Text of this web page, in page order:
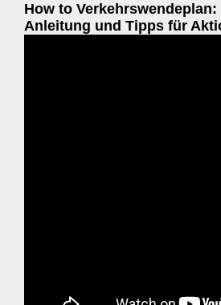
How to
Anleitung und Tipps für